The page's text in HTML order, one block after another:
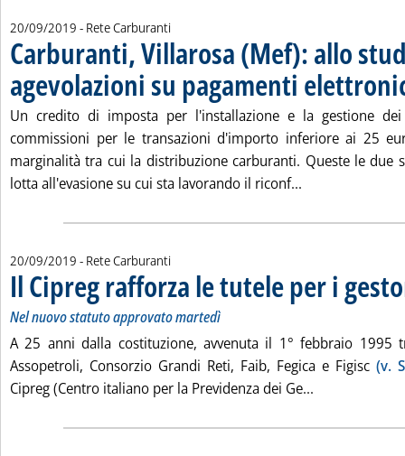
20/09/2019 - Rete Carburanti
Carburanti, Villarosa (Mef): allo
agevolazioni su pagamenti
Un credito di imposta per l'installazione e la gestione
commissioni per le transazioni d'importo inferiore ai 25
marginalità tra cui la distribuzione carburanti. Queste le due
lotta all'evasione su cui sta lavorando il riconf...
20/09/2019 - Rete Carburanti
Il Cipreg rafforza le tutele per i
Nel nuovo statuto approvato martedì
A 25 anni dalla costituzione, avvenuta il 1° febbraio 1995
Assopetroli, Consorzio Grandi Reti, Faib, Fegica e Figisc (v.
Cipreg (Centro italiano per la Previdenza dei Ge...